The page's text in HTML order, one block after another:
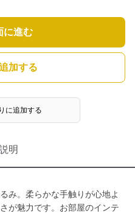
に進む
加する
に追加する
明
み。柔らかな手触りが心地よ
が魅力です。お部屋のインテ